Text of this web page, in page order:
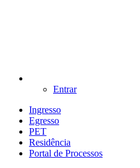
Entrar
Ingresso
Egresso
PET
Residência
Portal de Processos